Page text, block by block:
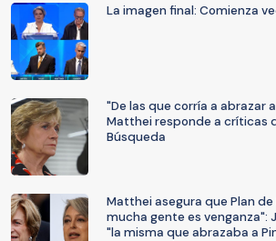
La imagen final: Comienza
"De las que corría a abrazar
Matthei responde a críticas
Búsqueda
Matthei asegura que Plan
mucha gente es venganza":
"la misma que abrazaba a